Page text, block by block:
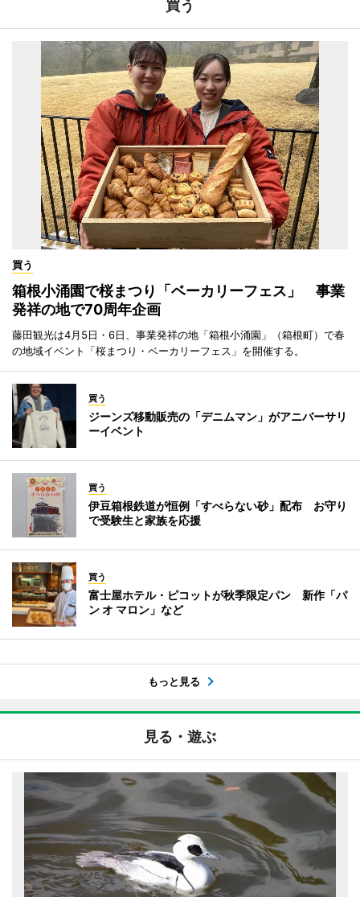
買う
買う
箱根小涌園で桜まつり「ベーカリーフェス」 事業
発祥の地で70周年企画
藤田観光は4月5日・6日、事業発祥の地「箱根小涌園」（箱根町）で春
の地域イベント「桜まつり・ベーカリーフェス」を開催する。
買う
ジーンズ移動販売の「デニムマン」がアニバーサリ
ーイベント
買う
伊豆箱根鉄道が恒例「すべらない砂」配布 お守り
で受験生と家族を応援
買う
富士屋ホテル・ピコットが秋季限定パン 新作「パ
ン オ マロン」など
もっと見る
見る・遊ぶ